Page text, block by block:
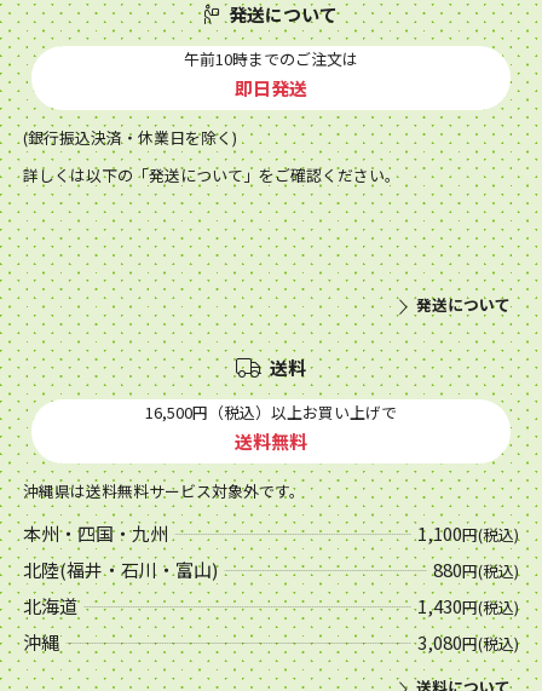
発送について
午前10時までのご注文は
即日発送
(銀行振込決済・休業日を除く)
詳しくは以下の「発送について」をご確認ください。
発送について
送料
16,500円（税込）以上お買い上げで
送料無料
沖縄県は送料無料サービス対象外です。
本州・四国・九州 1,100円(税込)
北陸(福井・石川・富山) 880円(税込)
北海道 1,430円(税込)
沖縄 3,080円(税込)